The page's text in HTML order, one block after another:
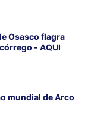
Osasco flagra
- AQUI
mundial de Arco